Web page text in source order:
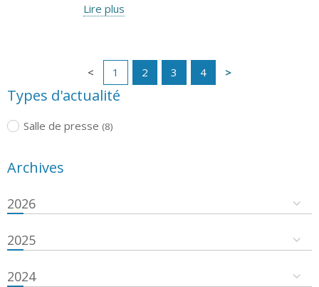
Lire plus
1 2 3 4
Types d'actualité
Salle de presse (8)
Archives
2026
2025
2024